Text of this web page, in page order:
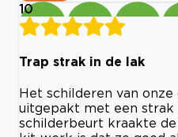
10
Trap strak in de lak
Het schilderen van
uitgepakt met een strak
schilderbeurt kraakte